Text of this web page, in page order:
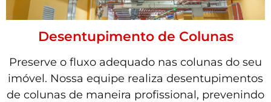
Desentupimento de Colunas
Preserve o fluxo adequado nas colunas do seu
imóvel. Nossa equipe realiza desentupimentos
de colunas de maneira profissional, prevenindo